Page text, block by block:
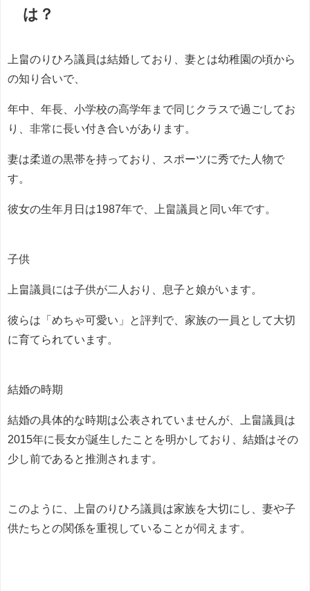
は？
上畠のりひろ議員は結婚しており、妻とは幼稚園の頃から
の知り合いで、
年中、年長、小学校の高学年まで同じクラスで過ごしてお
り、非常に長い付き合いがあります。
妻は柔道の黒帯を持っており、スポーツに秀でた人物で
す。
彼女の生年月日は1987年で、上畠議員と同い年です。
子供
上畠議員には子供が二人おり、息子と娘がいます。
彼らは「めちゃ可愛い」と評判で、家族の一員として大切
に育てられています。
結婚の時期
結婚の具体的な時期は公表されていませんが、上畠議員は
2015年に長女が誕生したことを明かしており、結婚はその
少し前であると推測されます。
このように、上畠のりひろ議員は家族を大切にし、妻や子
供たちとの関係を重視していることが伺えます。